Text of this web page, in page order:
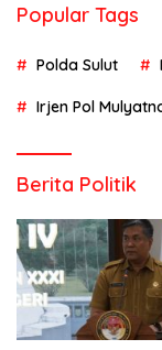
Popular Tags
Polda Sulut
Irjen Pol
Berita Politik